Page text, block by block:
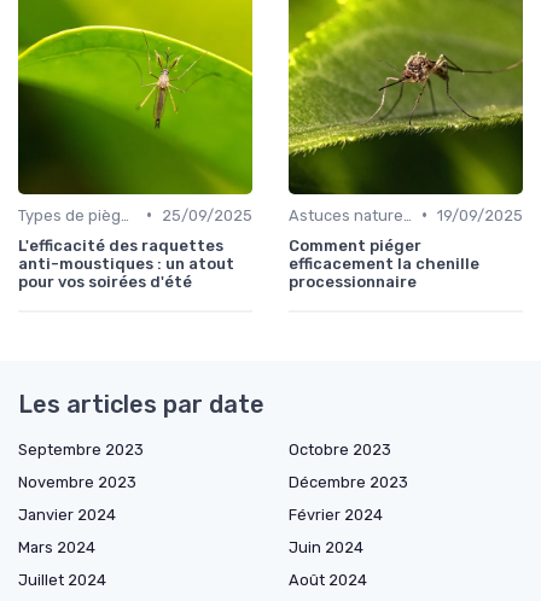
•
25/09/2025
L'efficacité des raquettes
anti-moustiques : un atout
pour vos soirées d'été
• 19/09/2025
Comment piéger
efficacement la chenille
processionnaire
Les articles par date
Septembre 2023
Octobre 2023
Novembre 2023
Décembre 2023
Janvier 2024
Février 2024
Mars 2024
Juin 2024
Juillet 2024
Août 2024